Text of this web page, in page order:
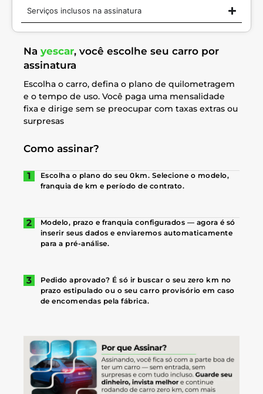
Serviços inclusos na assinatura
Na yescar, você escolhe seu carro por
assinatura
Escolha o carro, defina o plano de quilometragem
e o tempo de uso. Você paga uma mensalidade
fixa e dirige sem se preocupar com taxas extras ou
surpresas
Como assinar?
Escolha o plano do seu 0km. Selecione o modelo,
franquia de km e período de contrato.
Modelo, prazo e franquia configurados — agora é só
inserir seus dados e enviaremos automaticamente
para a pré-análise.
Pedido aprovado? É só ir buscar o seu zero km no
prazo estipulado ou o seu carro provisório em caso
de encomendas pela fábrica.